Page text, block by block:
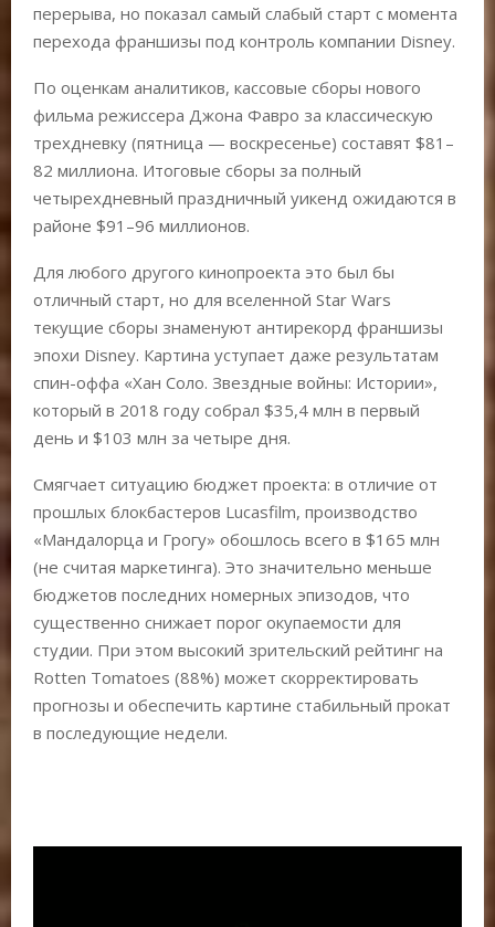
перерыва, но показал самый слабый старт с момента
перехода франшизы под контроль компании Disney.
По оценкам аналитиков, кассовые сборы нового
фильма режиссера Джона Фавро за классическую
трехдневку (пятница — воскресенье) составят $81–
82 миллиона. Итоговые сборы за полный
четырехдневный праздничный уикенд ожидаются в
районе $91–96 миллионов.
Для любого другого кинопроекта это был бы
отличный старт, но для вселенной Star Wars
текущие сборы знаменуют антирекорд франшизы
эпохи Disney. Картина уступает даже результатам
спин-оффа «Хан Соло. Звездные войны: Истории»,
который в 2018 году собрал $35,4 млн в первый
день и $103 млн за четыре дня.
Смягчает ситуацию бюджет проекта: в отличие от
прошлых блокбастеров Lucasfilm, производство
«Мандалорца и Грогу» обошлось всего в $165 млн
(не считая маркетинга). Это значительно меньше
бюджетов последних номерных эпизодов, что
существенно снижает порог окупаемости для
студии. При этом высокий зрительский рейтинг на
Rotten Tomatoes (88%) может скорректировать
прогнозы и обеспечить картине стабильный прокат
в последующие недели.